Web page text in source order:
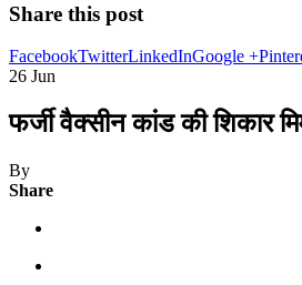
Share this post
FacebookTwitterLinkedInGoogle +
26 Jun
फर्जी वैक्सीन कांड की शिकार
By
Share